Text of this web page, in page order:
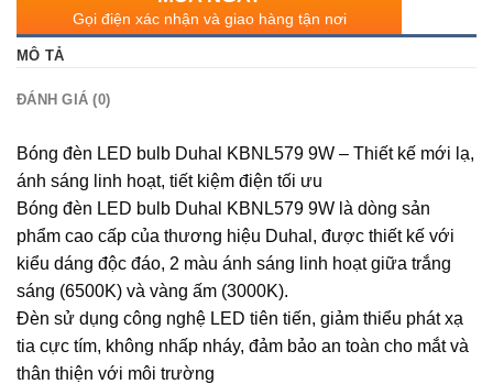
Gọi điện xác nhận và giao hàng tận nơi
MÔ TẢ
ĐÁNH GIÁ (0)
Bóng đèn LED bulb Duhal KBNL579 9W – Thiết kế mới lạ,
ánh sáng linh hoạt, tiết kiệm điện tối ưu
Bóng đèn LED bulb Duhal KBNL579 9W là dòng sản
phẩm cao cấp của thương hiệu Duhal, được thiết kế với
kiểu dáng độc đáo, 2 màu ánh sáng linh hoạt giữa trắng
sáng (6500K) và vàng ấm (3000K).
Đèn sử dụng công nghệ LED tiên tiến, giảm thiểu phát xạ
tia cực tím, không nhấp nháy, đảm bảo an toàn cho mắt và
thân thiện với môi trường